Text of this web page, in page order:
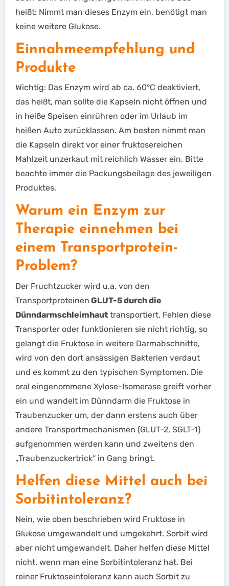
heißt: Nimmt man dieses Enzym ein, benötigt man
keine weitere Glukose.
Einnahmeempfehlung und
Produkte
Wichtig: Das Enzym wird ab ca. 60°C deaktiviert,
das heißt, man sollte die Kapseln nicht öffnen und
in heiße Speisen einrühren oder im Urlaub im
heißen Auto zurücklassen. Am besten nimmt man
die Kapseln direkt vor einer fruktosereichen
Mahlzeit unzerkaut mit reichlich Wasser ein. Bitte
beachte immer die Packungsbeilage des jeweiligen
Produktes.
Warum ein Enzym zur
Therapie einnehmen bei
einem Transportprotein-
Problem?
Der Fruchtzucker wird u.a. von den
Transportproteinen GLUT-5 durch die
Dünndarmschleimhauttransportiert. Fehlen diese
Transporter oder funktionieren sie nicht richtig, so
gelangt die Fruktose in weitere Darmabschnitte,
wird von den dort ansässigen Bakterien verdaut
und es kommt zu den typischen Symptomen. Die
oral eingenommene Xylose-Isomerase greift vorher
ein und wandelt im Dünndarm die Fruktose in
Traubenzucker um, der dann erstens auch über
andere Transportmechanismen (GLUT-2, SGLT-1)
aufgenommen werden kann und zweitens den
„Traubenzuckertrick“ in Gang bringt.
Helfen diese Mittel auch bei
Sorbitintoleranz?
Nein, wie oben beschrieben wird Fruktose in
Glukose umgewandelt und umgekehrt. Sorbit wird
aber nicht umgewandelt. Daher helfen diese Mittel
nicht, wenn man eine Sorbitintoleranz hat. Bei
reiner Fruktoseintoleranz kann auch Sorbit zu